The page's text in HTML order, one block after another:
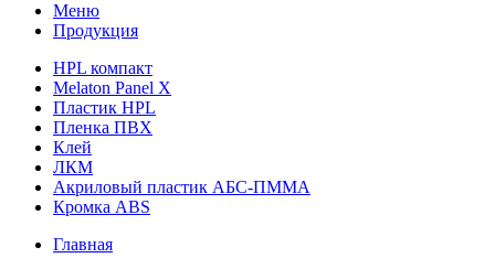
Меню
Продукция
HPL компакт
Melaton Panel X
Пластик HPL
Пленка ПВХ
Клей
ЛКМ
Акриловый пластик АБС-ПММА
Кромка ABS
Главная